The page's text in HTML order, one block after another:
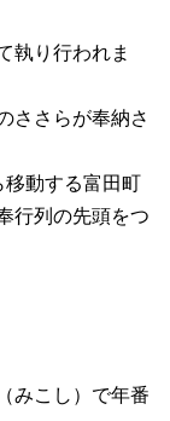
執り行われま
ささらが奉納さ
移動する富田町
行列の先頭をつ
みこし）で年番